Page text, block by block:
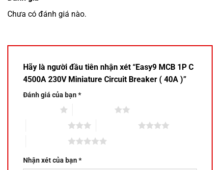
Chưa có đánh giá nào.
Hãy là người đầu tiên nhận xét “Easy9 MCB 1P C
4500A 230V Miniature Circuit Breaker ( 40A )”
Đánh giá của bạn*
Nhận xét của bạn*